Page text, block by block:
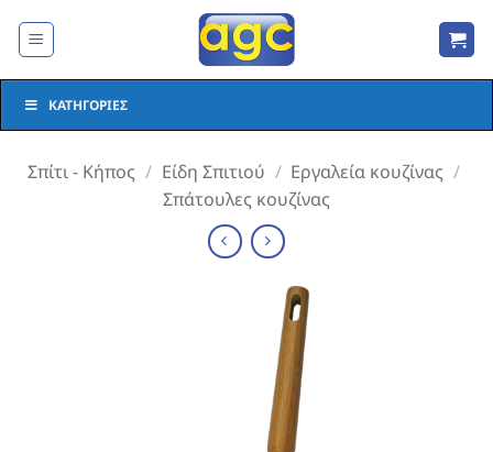
στο
ΚΑΤΗΓΟΡΊΕΣ
Σπίτι - Κήπος / Είδη Σπιτιού / Εργαλεία κουζίνας /
Σπάτουλες κουζίνας